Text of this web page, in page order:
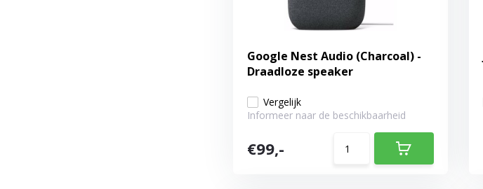
Google Nest Audio (Charcoal) -
Draadloze speaker
Vergelijk
Informeer naar de beschikbaarheid
€99,-